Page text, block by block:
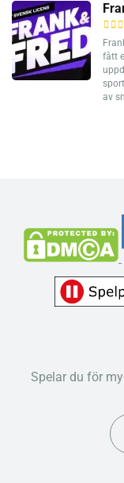
fått
av
Spelar du för